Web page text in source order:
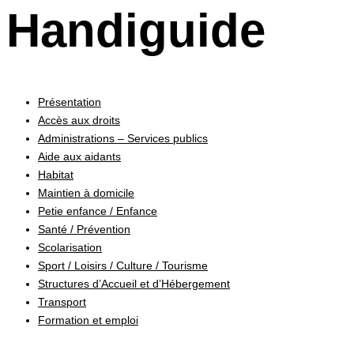
Handiguide
Présentation
Accès aux droits
Administrations – Services publics
Aide aux aidants
Habitat
Maintien à domicile
Petie enfance / Enfance
Santé / Prévention
Scolarisation
Sport / Loisirs / Culture / Tourisme
Structures d’Accueil et d’Hébergement
Transport
Formation et emploi